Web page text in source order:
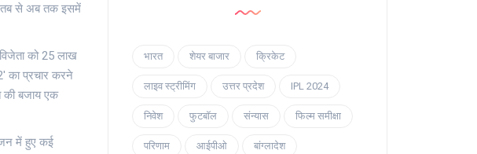
तब से अब तक इसमें
को 25 लाख
का प्रचार करने
की बजाय एक
में हुए कई
भारत शेयर बाजार क्रिकेट
लाइव स्ट्रीमिंग उत्तर प्रदेश IPL 2024
निवेश फुटबॉल संन्यास फिल्म समीक्षा
परिणाम आईपीओ बांग्लादेश